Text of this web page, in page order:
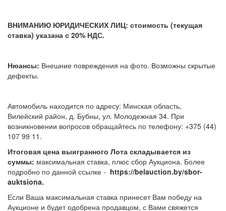
ВНИМАНИЮ ЮРИДИЧЕСКИХ ЛИЦ: стоимость (текущая
ставка) указана с 20% НДС.
Нюансы: Внешние повреждения на фото. Возможны скрытые
дефекты.
Автомобиль находится по адресу: Минская область,
Вилейский район, д. Бубны, ул. Молодежная 34. При
возникновении вопросов обращайтесь по телефону: +375 (44)
107 99 11.
Итоговая цена выигранного Лота складывается из
суммы: максимальная ставка, плюс сбор Аукциона. Более
подробно по данной ссылке - https://belauction.by/sbor-
auktsiona.
Если Ваша максимальная ставка принесет Вам победу на
Аукционе и будет одобрена продавцом, с Вами свяжется